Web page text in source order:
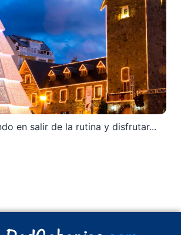
en salir de la rutina y disfrutar...